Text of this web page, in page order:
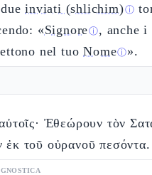
inviati (shlichim)ⓘ
«Signoreⓘ, anche i
nel tuoNomeⓘ».
Ἐθεώρουν τὸν
ἐκ τοῦ οὐρανοῦ πεσόντα.